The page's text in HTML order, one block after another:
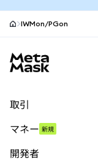
IWMon/PGon
取引
パーペチュアル
マネー 新規
開発者